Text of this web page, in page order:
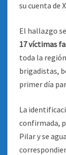
su cuenta de
El hallazgo
17 víctimas
toda la
brigadistas,
primer día
La
confirmada,
Pilar y se